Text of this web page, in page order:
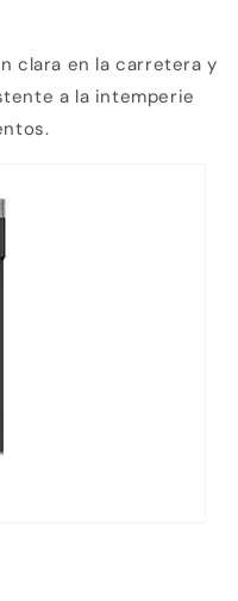
clara en la carretera y
a la intemperie